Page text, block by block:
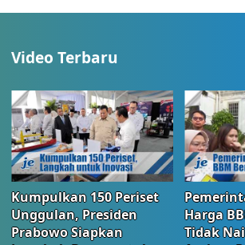
Video Terbaru
Kumpulkan 150 Periset
Unggulan, Presiden
Prabowo Siapkan
Harga
Tidak